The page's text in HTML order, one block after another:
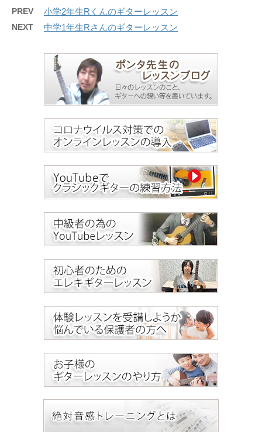
PREV 小学2年生Rくんのギターレッスン
NEXT 中学1年生Rさんのギターレッスン